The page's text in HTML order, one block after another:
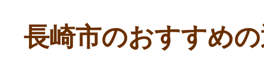
長崎市のおすすめ